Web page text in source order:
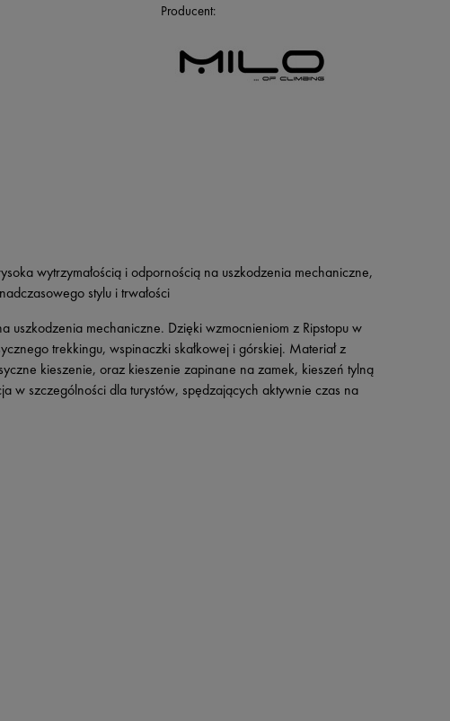
Producent:
wytrzymałością i odpornością na uszkodzenia mechaniczne,
stylu i trwałości
uszkodzenia mechaniczne. Dzięki wzmocnieniom z Ripstopu w
trekkingu, wspinaczki skałkowej i górskiej. Materiał z
kieszenie, oraz kieszenie zapinane na zamek, kieszeń tylną
w szczególności dla turystów, spędzających aktywnie czas na